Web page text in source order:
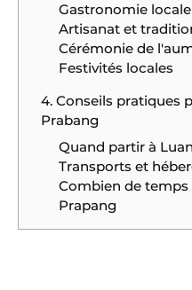
Gastronomie locale
Artisanat et
Cérémonie de
Festivités locales
4. Conseils pratiques
Prabang
Quand partir à
Transports et
Combien de
Prapang